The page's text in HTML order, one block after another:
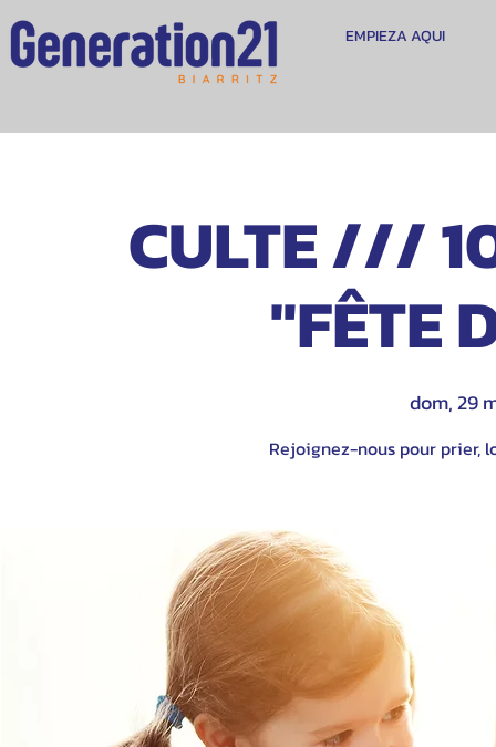
EMPIEZA AQUI
CULTE ///
"FÊTE
dom, 29
Rejoignez-nous pour prier,